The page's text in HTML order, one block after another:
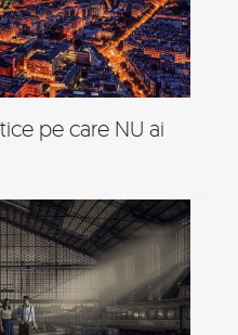
pe care NU ai